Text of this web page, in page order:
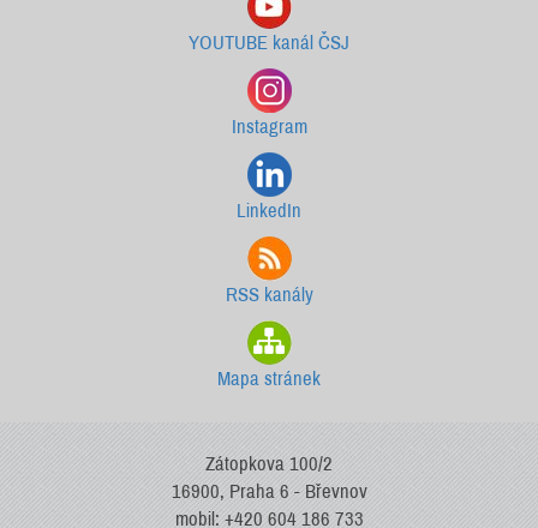
YOUTUBE kanál ČSJ
Instagram
LinkedIn
RSS kanály
Mapa stránek
Zátopkova 100/2
16900, Praha 6 - Břevnov
mobil: +420 604 186 733